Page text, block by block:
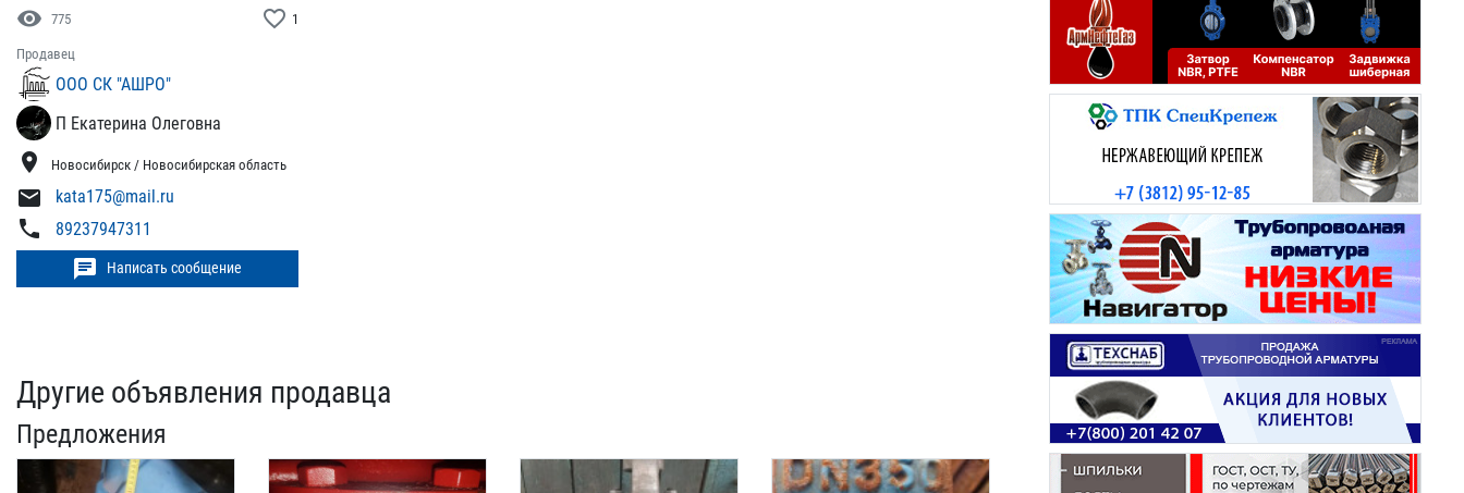
visibility 775 favorite_border 1
Продавец
ООО СК "АШРО"
П Екатерина Олеговна
location_on Новосибирск / Новосибирская область
mail kata175@mail.ru
phone 89237947311
chat Написать сообщение
Другие объявления продавца
Предложения